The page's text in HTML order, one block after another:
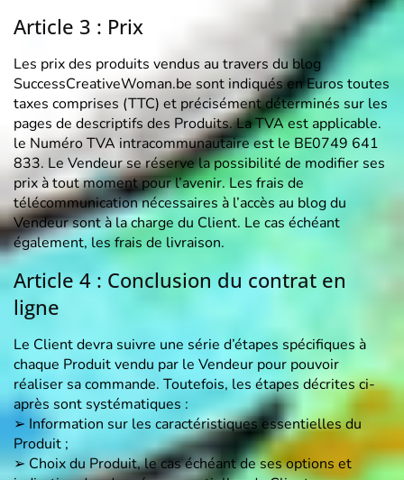
Article 3 : Prix
Les prix des produits vendus au travers du blog
SuccessCreativeWoman.be sont indiqués en Euros toutes
taxes comprises (TTC) et précisément déterminés sur les
pages de descriptifs des Produits. La TVA est applicable.
le Numéro TVA intracommunautaire est le BE0749 641
833. Le Vendeur se réserve la possibilité de modifier ses
prix à tout moment pour l’avenir. Les frais de
télécommunication nécessaires à l’accès au blog du
Vendeur sont à la charge du Client. Le cas échéant
également, les frais de livraison.
Article 4 : Conclusion du contrat en
ligne
Le Client devra suivre une série d’étapes spécifiques à
chaque Produit vendu par le Vendeur pour pouvoir
réaliser sa commande. Toutefois, les étapes décrites ci-
après sont systématiques :
➢ Information sur les caractéristiques essentielles du
Produit ;
➢ Choix du Produit, le cas échéant de ses options et